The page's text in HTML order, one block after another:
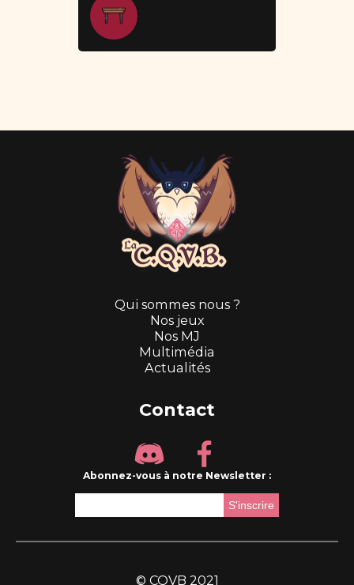
Contact
Abonnez-vous à notre Newsletter :
Qui sommes nous ?
Nos jeux
Nos MJ
Multimédia
Actualités
© CQVB 2021